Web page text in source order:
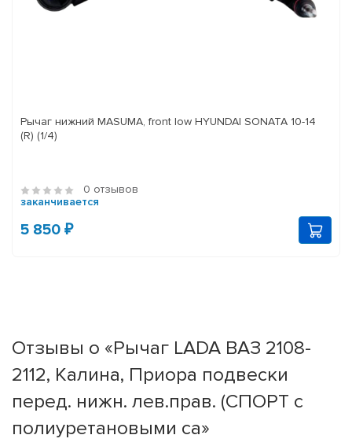
Рычаг нижний MASUMA, front low HYUNDAI SONATA 10-14
(R) (1/4)
0 отзывов
заканчивается
5 850 ₽
Отзывы о «Рычаг LADA ВАЗ 2108-
2112, Калина, Приора подвески
перед. нижн. лев.прав. (СПОРТ с
полиуретановыми са»